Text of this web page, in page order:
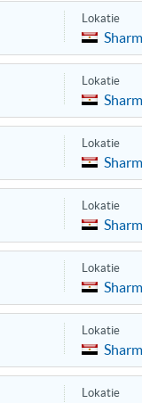
Lokatie
Lokatie
Lokatie
Lokatie
Lokatie
Lokatie
Lokatie